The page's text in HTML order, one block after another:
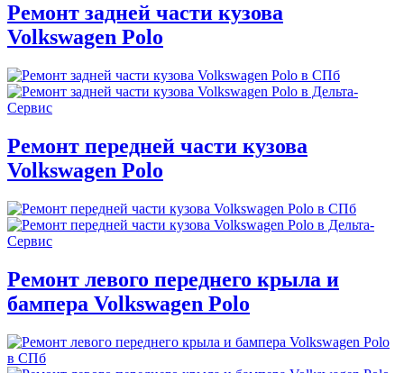
Ремонт задней части кузова
Volkswagen Polo
Ремонт передней части кузова
Volkswagen Polo
Ремонт левого переднего крыла и
бампера Volkswagen Polo